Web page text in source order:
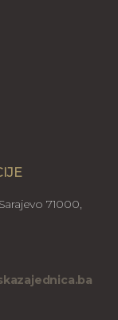
71000,